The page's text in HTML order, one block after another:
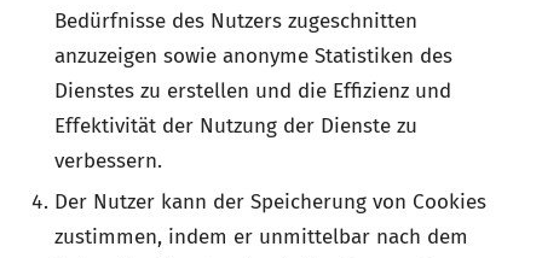
Bedürfnisse des Nutzers zugeschnitten
anzuzeigen sowie anonyme Statistiken des
Dienstes zu erstellen und die Effizienz und
Effektivität der Nutzung der Dienste zu
verbessern.
Der Nutzer kann der Speicherung von Cookies
zustimmen, indem er unmittelbar nach dem